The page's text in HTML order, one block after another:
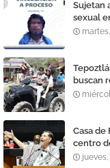
Sujetan
sexual
buscan
Casa de
centro